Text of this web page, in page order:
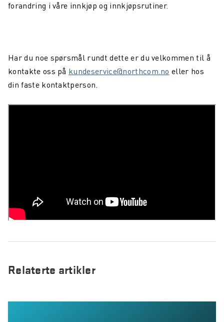
forandring i våre innkjøp og innkjøpsrutiner.
Har du noe spørsmål rundt dette er du velkommen til å
kontakte oss på kundeservice@northcom.no eller hos
din faste kontaktperson.
Relaterte artikler